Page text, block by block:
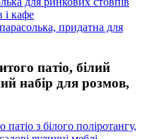
придатна для
патіо, білий
набір для розмов,